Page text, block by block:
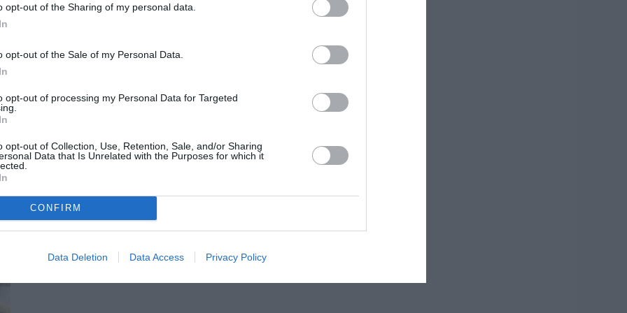
opt-out of the Sharing of my personal data.
opt-out of the Sale of my Personal Data.
opt-out of processing my Personal Data for Targeted
opt-out of Collection, Use, Retention, Sale, and/or Sharing
Data that Is Unrelated with the Purposes for which it
CONFIRM
Data Deletion Data Access Privacy Policy
ολόκληρης αγροτικής οικονομίας, που στη Μεσσηνία
με τη λογική της διαχείρισης ζημιών και να οργανώσει
πρόγραμμα δακοκτονίας δεν αφήνει πίσω του μόνο
εγκαταλελειμμένοι.
ΧΑΝΔΡΙΝΟΥ ΚΑΙ ΠΕΡΙΦΕΡΕΙΑΣ